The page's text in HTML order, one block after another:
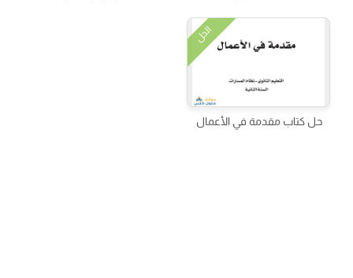
الحل
حل كتاب مقدمة في الأعمال